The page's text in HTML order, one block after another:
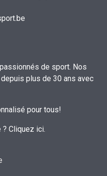
de sport. Nos
plus de 30 ans avec
pour tous!
? Cliquez ici.